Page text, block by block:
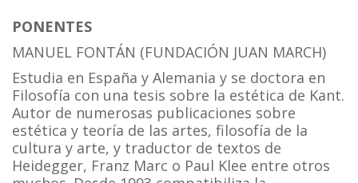
PONENTES
MANUEL FONTÁN (FUNDACIÓN JUAN MARCH)
Estudia en España y Alemania y se doctora en
Filosofía con una tesis sobre la estética de Kant.
Autor de numerosas publicaciones sobre
estética y teoría de las artes, filosofía de la
cultura y arte, y traductor de textos de
Heidegger, Franz Marc o Paul Klee entre otros